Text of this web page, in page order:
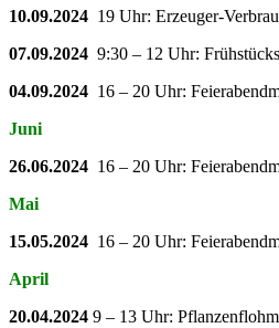
10.09.2024 19 Uhr: Erzeuger-
07.09.2024 9:30 – 12 Uhr:
04.09.2024 16 – 20 Uhr:
Juni
26.06.2024 16 – 20 Uhr:
Mai
15.05.2024 16 – 20 Uhr:
April
20.04.2024 9 – 13 Uhr: